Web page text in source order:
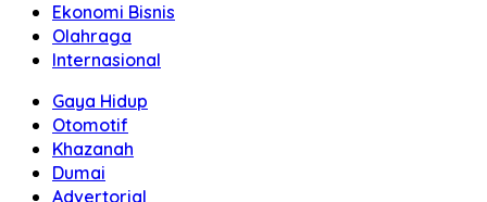
Ekonomi Bisnis
Olahraga
Internasional
Gaya Hidup
Otomotif
Khazanah
Dumai
Advertorial